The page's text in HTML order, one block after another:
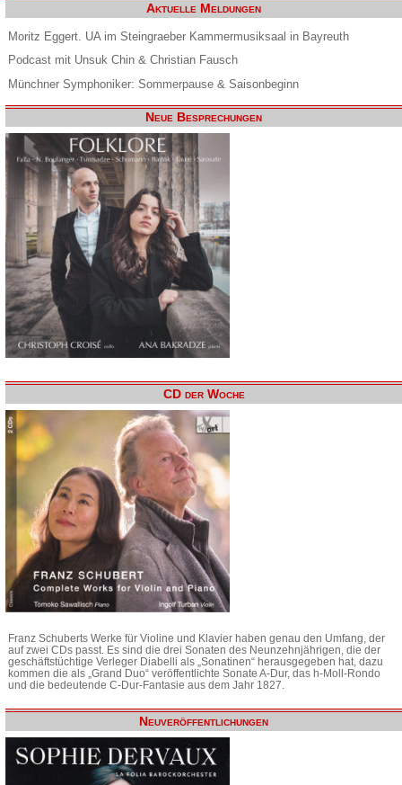
Aktuelle Meldungen
Moritz Eggert. UA im Steingraeber Kammermusiksaal in Bayreuth
Podcast mit Unsuk Chin & Christian Fausch
Münchner Symphoniker: Sommerpause & Saisonbeginn
Neue Besprechungen
CD der Woche
Franz Schuberts Werke für Violine und Klavier haben genau den Umfang, der
auf zwei CDs passt. Es sind die drei Sonaten des Neunzehnjährigen, die der
geschäftstüchtige Verleger Diabelli als „Sonatinen“ herausgegeben hat, dazu
kommen die als „Grand Duo“ veröffentlichte Sonate A-Dur, das h-Moll-Rondo
und die bedeutende C-Dur-Fantasie aus dem Jahr 1827.
Neuveröffentlichungen